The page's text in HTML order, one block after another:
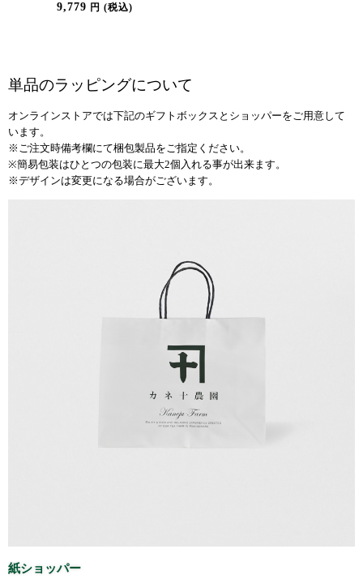
9,779 円 (税込)
単品のラッピングについて
オンラインストアでは下記のギフトボックスとショッパーをご用意して
います。
※ご注文時備考欄にて梱包製品をご指定ください。
※簡易包装はひとつの包装に最大2個入れる事が出来ます。
※デザインは変更になる場合がございます。
紙ショッパー